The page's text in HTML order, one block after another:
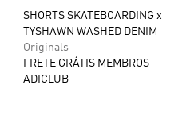
SHORTS SKATEBOARDING x
TYSHAWN WASHED DENIM
Originals
FRETE GRÁTIS MEMBROS
ADICLUB